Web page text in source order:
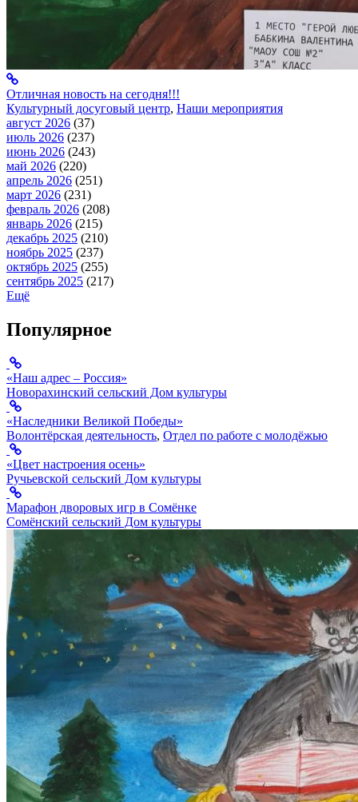
Отличная новость на сегодня!!!
Культурный досуговый центр, Наши мероприятия
август 2026 (37)
июль 2026 (237)
июнь 2026 (243)
май 2026 (220)
апрель 2026 (251)
март 2026 (231)
февраль 2026 (208)
январь 2026 (215)
декабрь 2025 (210)
ноябрь 2025 (237)
октябрь 2025 (255)
сентябрь 2025 (217)
Ещё
Популярное
«Наш адрес – Россия»
Новорахинский сельский Дом культуры
«Наследники Великой Победы»
Волонтёрская деятельность, Отдел по работе с молодёжью
«Цвет настроения осень»
Ручьевской сельский Дом культуры
Марафон дворовых игр в Сомёнке
Сомёнский сельский Дом культуры